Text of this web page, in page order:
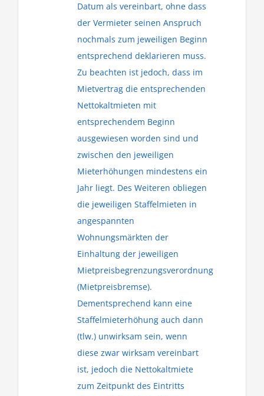
Datum als vereinbart, ohne dass
der Vermieter seinen Anspruch
nochmals zum jeweiligen Beginn
entsprechend deklarieren muss.
Zu beachten ist jedoch, dass im
Mietvertrag die entsprechenden
Nettokaltmieten mit
entsprechendem Beginn
ausgewiesen worden sind und
zwischen den jeweiligen
Mieterhöhungen mindestens ein
Jahr liegt. Des Weiteren obliegen
die jeweiligen Staffelmieten in
angespannten
Wohnungsmärkten der
Einhaltung der jeweiligen
Mietpreisbegrenzungsverordnung
(Mietpreisbremse).
Dementsprechend kann eine
Staffelmieterhöhung auch dann
(tlw.) unwirksam sein, wenn
diese zwar wirksam vereinbart
ist, jedoch die Nettokaltmiete
zum Zeitpunkt des Eintritts